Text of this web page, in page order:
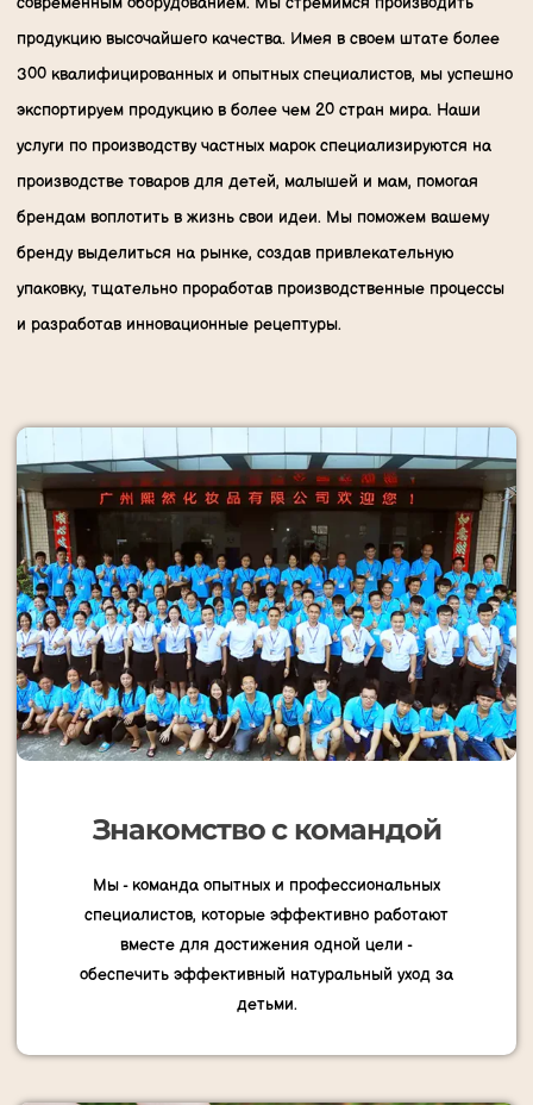
продукцию высочайшего качества. Имея в своем штате более
300 квалифицированных и опытных специалистов, мы успешно
экспортируем продукцию в более чем 20 стран мира. Наши
услуги по производству частных марок специализируются на
производстве товаров для детей, малышей и мам, помогая
брендам воплотить в жизнь свои идеи. Мы поможем вашему
бренду выделиться на рынке, создав привлекательную
упаковку, тщательно проработав производственные процессы
и разработав инновационные рецептуры.
Знакомство с командой
Мы - команда опытных и профессиональных
специалистов, которые эффективно работают
вместе для достижения одной цели -
обеспечить эффективный натуральный уход за
детьми.